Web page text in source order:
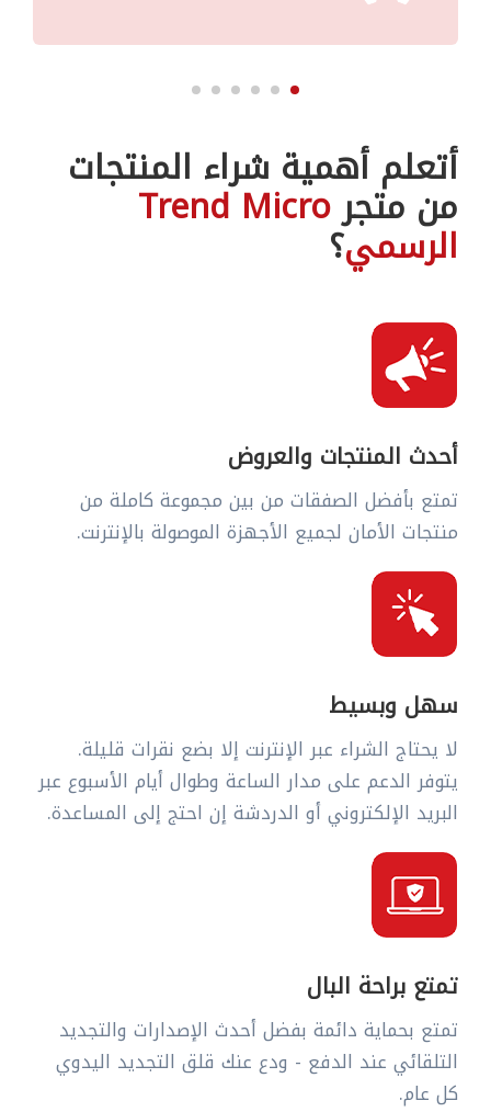
أتعلم أهمية شراء المنتجات
من متجرTrend Micro
الرسمي؟
أحدث المنتجات والعروض
تمتع بأفضل الصفقات من بين مجموعة كاملة من
منتجات الأمان لجميع الأجهزة الموصولة بالإنترنت.
سهل وبسيط
لا يحتاج الشراء عبر الإنترنت إلا بضع نقرات قليلة.
يتوفر الدعم على مدار الساعة وطوال أيام الأسبوع عبر
البريد الإلكتروني أو الدردشة إن احتج إلى المساعدة.
تمتع براحة البال
تمتع بحماية دائمة بفضل أحدث الإصدارات والتجديد
التلقائي عند الدفع - ودع عنك قلق التجديد اليدوي
كل عام.